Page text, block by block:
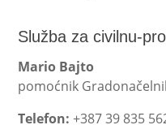
Služba za civilnu-
Mario Bajto
pomoćnik
Telefon: +387 39 835